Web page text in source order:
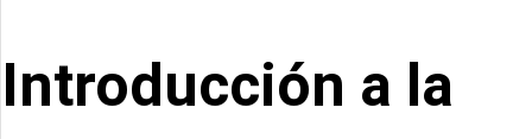
Introducción a la